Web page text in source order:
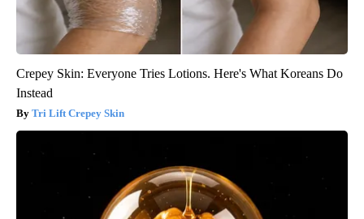
Crepey Skin: Everyone Tries Lotions. Here's What Koreans Do
Instead
Tri Lift Crepey Skin